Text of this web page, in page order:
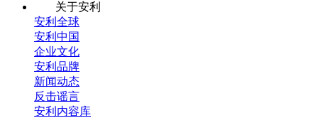
关于安利
安利全球
安利中国
企业文化
安利品牌
新闻动态
反击谣言
安利内容库